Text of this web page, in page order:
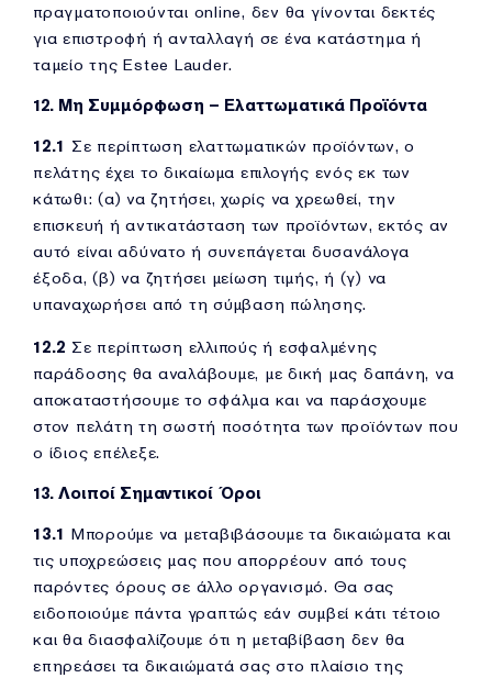
πραγματοποιούνται online, δεν θα γίνονται δεκτές
για επιστροφή ή ανταλλαγή σε ένα κατάστημα ή
ταμείο της Estee Lauder.
12. Μη Συμμόρφωση – Ελαττωματικά Προϊόντα
12.1 Σε περίπτωση ελαττωματικών προϊόντων, ο
πελάτης έχει το δικαίωμα επιλογής ενός εκ των
κάτωθι: (α) να ζητήσει, χωρίς να χρεωθεί, την
επισκευή ή αντικατάσταση των προϊόντων, εκτός αν
αυτό είναι αδύνατο ή συνεπάγεται δυσανάλογα
έξοδα, (β) να ζητήσει μείωση τιμής, ή (γ) να
υπαναχωρήσει από τη σύμβαση πώλησης.
12.2 Σε περίπτωση ελλιπούς ή εσφαλμένης
παράδοσης θα αναλάβουμε, με δική μας δαπάνη, να
αποκαταστήσουμε το σφάλμα και να παράσχουμε
στον πελάτη τη σωστή ποσότητα των προϊόντων που
ο ίδιος επέλεξε.
13. Λοιποί Σημαντικοί Όροι
13.1 Μπορούμε να μεταβιβάσουμε τα δικαιώματα και
τις υποχρεώσεις μας που απορρέουν από τους
παρόντες όρους σε άλλο οργανισμό. Θα σας
ειδοποιούμε πάντα γραπτώς εάν συμβεί κάτι τέτοιο
και θα διασφαλίζουμε ότι η μεταβίβαση δεν θα
επηρεάσει τα δικαιώματά σας στο πλαίσιο της